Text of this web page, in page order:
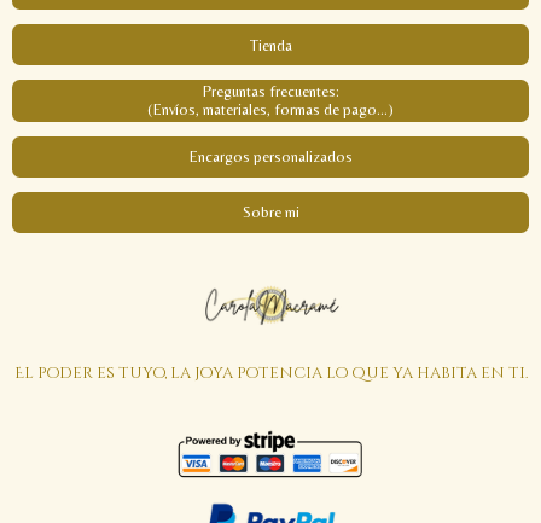
Tienda
Preguntas frecuentes:
(Envíos, materiales, formas de pago...)
Encargos personalizados
Sobre mi
El poder es tuyo, la joya potencia lo que ya habita en ti.